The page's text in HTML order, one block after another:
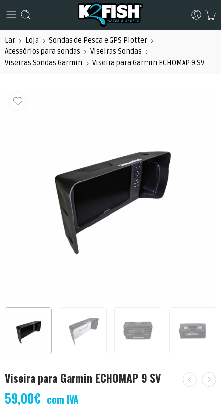
Lar Loja
Sondas de Pesca e GPS Plotter
Acessórios para sondas
Viseiras Sondas
Viseiras Sondas Garmin
Viseira para Garmin ECHOMAP 9 SV
Viseira para Garmin ECHOMAP 9 SV
59,00€ com IVA